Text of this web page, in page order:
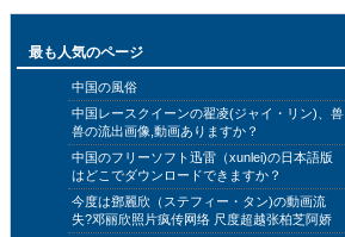
最も人気のページ
中国の風俗
中国レースクイーンの翟凌(ジャイ・リン)、兽
兽の流出画像,動画ありますか？
中国のフリーソフト迅雷（xunlei)の日本語版
はどこでダウンロードできますか？
今度は鄧麗欣（ステフィー・タン)の動画流
失?邓丽欣照片疯传网络 尺度超越张柏芝阿娇